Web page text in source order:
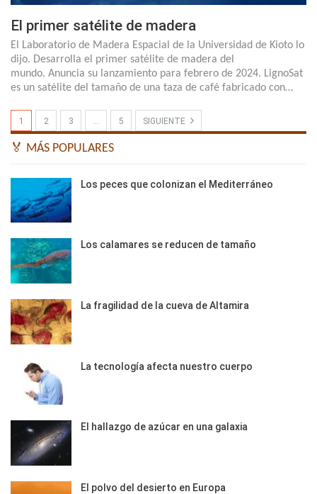
El primer satélite de madera
El Laboratorio de Madera Espacial de la Universidad de Kioto lo
dijo. Desarrolla el primer satélite de madera del
mundo. Anuncia su lanzamiento para febrero de 2024. LignoSat
es un satélite del tamaño de una taza de café fabricado con…
1 2 3 … 5 SIGUIENTE
🏅 MÁS POPULARES
Los peces que colonizan el Mediterráneo
Los calamares se reducen de tamaño
La fragilidad de la cueva de Altamira
La tecnología afecta nuestro cuerpo
El hallazgo de azúcar en una galaxia
El polvo del desierto en Europa